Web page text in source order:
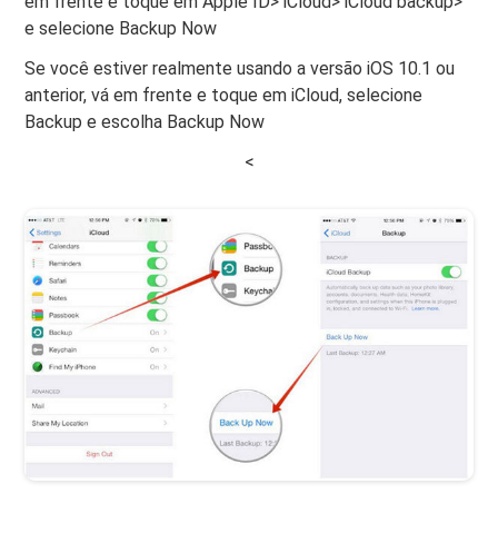
e selecione Backup Now
Se você estiver realmente usando a versão iOS 10.1 ou
anterior, vá em frente e toque em iCloud, selecione
Backup e escolha Backup Now
<